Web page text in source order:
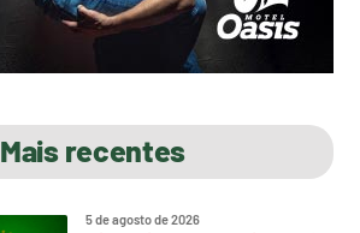
Mais recentes
5 de agosto de 2026